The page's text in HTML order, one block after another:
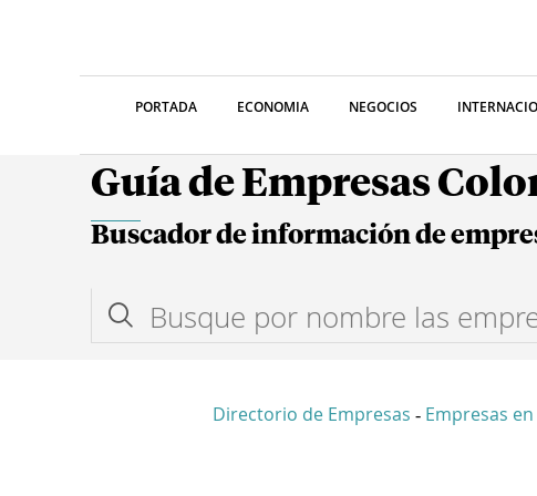
PORTADA ECONOMIA NEGOCIOS
Guía de Empresas
Buscador de información de
Directorio de Empresas - Empresas en